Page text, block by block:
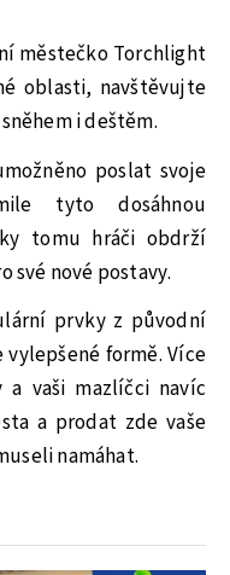
městečko Torchlight
oblasti, navštěvujte
i deštěm.
poslat svoje
tyto dosáhnou
tomu hráči obdrží
své nové postavy.
prvky z původní
formě. Více
vaši mazlíčci navíc
a prodat zde vaše
namáhat.